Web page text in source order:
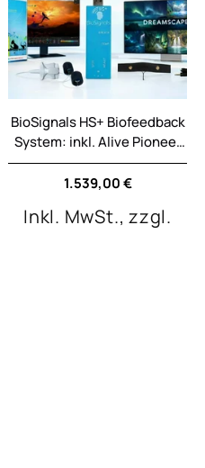
BioSignals HS+ Biofeedback
System: inkl. Alive Pioneer
und Dreamscapes Software
Normaler
1.539,00 €
Inkl. MwSt., zzgl.